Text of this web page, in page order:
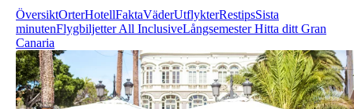
ÖversiktOrterHotellFaktaVäderUtflykterRestipsSista
minutenFlygbiljetterAll InclusiveLångsemesterHitta ditt Gran
Canaria